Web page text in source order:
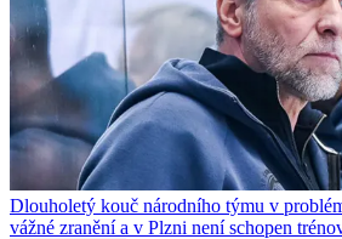
Dlouholetý kouč národního týmu v
vážné zranění a v Plzni není schopen